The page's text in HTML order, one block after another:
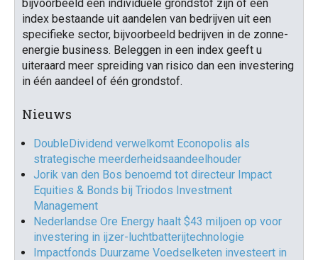
bijvoorbeeld een individuele grondstof zijn of een
index bestaande uit aandelen van bedrijven uit een
specifieke sector, bijvoorbeeld bedrijven in de zonne-
energie business. Beleggen in een index geeft u
uiteraard meer spreiding van risico dan een investering
in één aandeel of één grondstof.
Nieuws
DoubleDividend verwelkomt Econopolis als
strategische meerderheidsaandeelhouder
Jorik van den Bos benoemd tot directeur Impact
Equities & Bonds bij Triodos Investment
Management
Nederlandse Ore Energy haalt $43 miljoen op voor
investering in ijzer-luchtbatterijtechnologie
Impactfonds Duurzame Voedselketen investeert in